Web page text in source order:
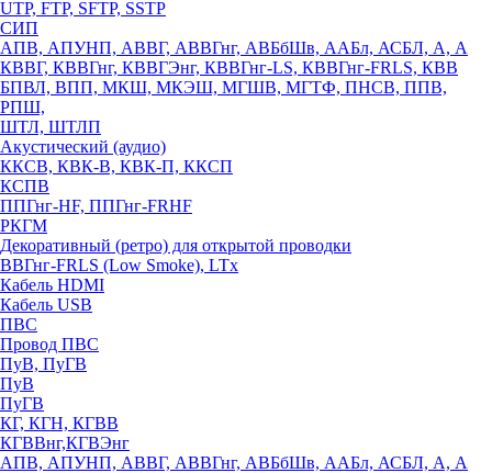
UTP, FTP, SFTP, SSTP
СИП
АПВ, АПУНП, АВВГ, АВВГнг, АВБбШв, ААБл, АСБЛ, А, А
КВВГ, КВВГнг, КВВГЭнг, КВВГнг-LS, КВВГнг-FRLS, КВВ
БПВЛ, ВПП, МКШ, МКЭШ, МГШВ, МГТФ, ПНСВ, ППВ,
РПШ,
ШТЛ, ШТЛП
Акустический (аудио)
ККСВ, КВК-В, КВК-П, ККСП
КСПВ
ППГнг-HF, ППГнг-FRHF
РКГМ
Декоративный (ретро) для открытой проводки
ВВГнг-FRLS (Low Smoke), LTx
Кабель HDMI
Кабель USB
ПВС
Провод ПВС
ПуВ, ПуГВ
ПуВ
ПуГВ
КГ, КГН, КГВВ
КГВВнг,КГВЭнг
АПВ, АПУНП, АВВГ, АВВГнг, АВБбШв, ААБл, АСБЛ, А, А